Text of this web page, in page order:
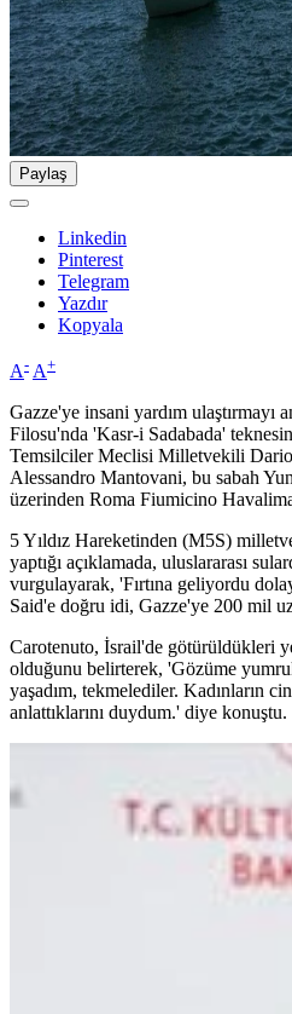
Paylaş
Linkedin
Pinterest
Telegram
Yazdır
Kopyala
A- A+
Gazze'ye insani yardım ulaştırmayı
Filosu'nda 'Kasr-i Sadabada'
Temsilciler Meclisi Milletvekili
Alessandro Mantovani, bu sabah
üzerinden Roma Fiumicino
5 Yıldız Hareketinden (M5S)
yaptığı açıklamada, uluslararası
vurgulayarak, 'Fırtına geliyordu
Said'e doğru idi, Gazze'ye 200 mil
Carotenuto, İsrail'de götürüldükleri
olduğunu belirterek, 'Gözüme
yaşadım, tekmelediler. Kadınların
anlattıklarını duydum.' diye konuştu.